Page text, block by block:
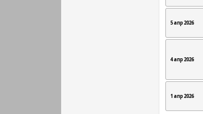
5 апр 2026
4 апр 2026
1 апр 2026